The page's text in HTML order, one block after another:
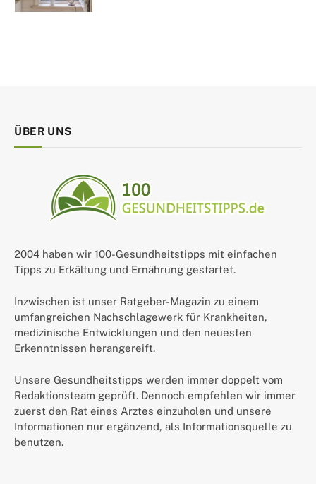
ÜBER UNS
2004 haben wir 100-Gesundheitstipps mit einfachen
Tipps zu Erkältung und Ernährung gestartet.
Inzwischen ist unser Ratgeber-Magazin zu einem
umfangreichen Nachschlagewerk für Krankheiten,
medizinische Entwicklungen und den neuesten
Erkenntnissen herangereift.
Unsere Gesundheitstipps werden immer doppelt vom
Redaktionsteam geprüft. Dennoch empfehlen wir immer
zuerst den Rat eines Arztes einzuholen und unsere
Informationen nur ergänzend, als Informationsquelle zu
benutzen.